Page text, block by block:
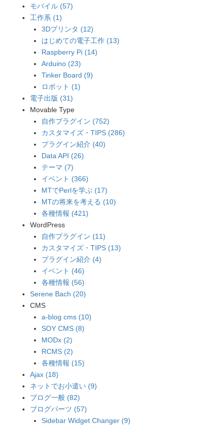
モバイル (57)
工作系 (1)
3Dプリンタ (12)
はじめての電子工作 (13)
Raspberry Pi (14)
Arduino (23)
Tinker Board (9)
ロボット (1)
電子出版 (31)
Movable Type
自作プラグイン (752)
カスタマイズ・TIPS (286)
プラグイン紹介 (40)
Data API (26)
テーマ (7)
イベント (366)
MTでPerlを学ぶ (17)
MTの将来を考える (10)
各種情報 (421)
WordPress
自作プラグイン (11)
カスタマイズ・TIPS (13)
プラグイン紹介 (4)
イベント (46)
各種情報 (56)
Serene Bach (20)
CMS
a-blog cms (10)
SOY CMS (8)
MODx (2)
RCMS (2)
各種情報 (15)
Ajax (18)
ネットでお小遣い (9)
ブログ一般 (82)
ブログパーツ (57)
Sidebar Widget Changer (9)